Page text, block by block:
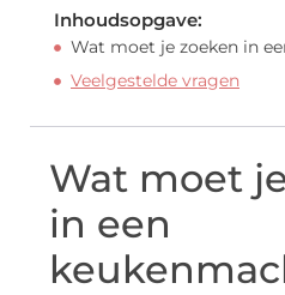
Inhoudsopgave:
Wat moet je zoeken in
Veelgestelde vragen
Wat moet
in een